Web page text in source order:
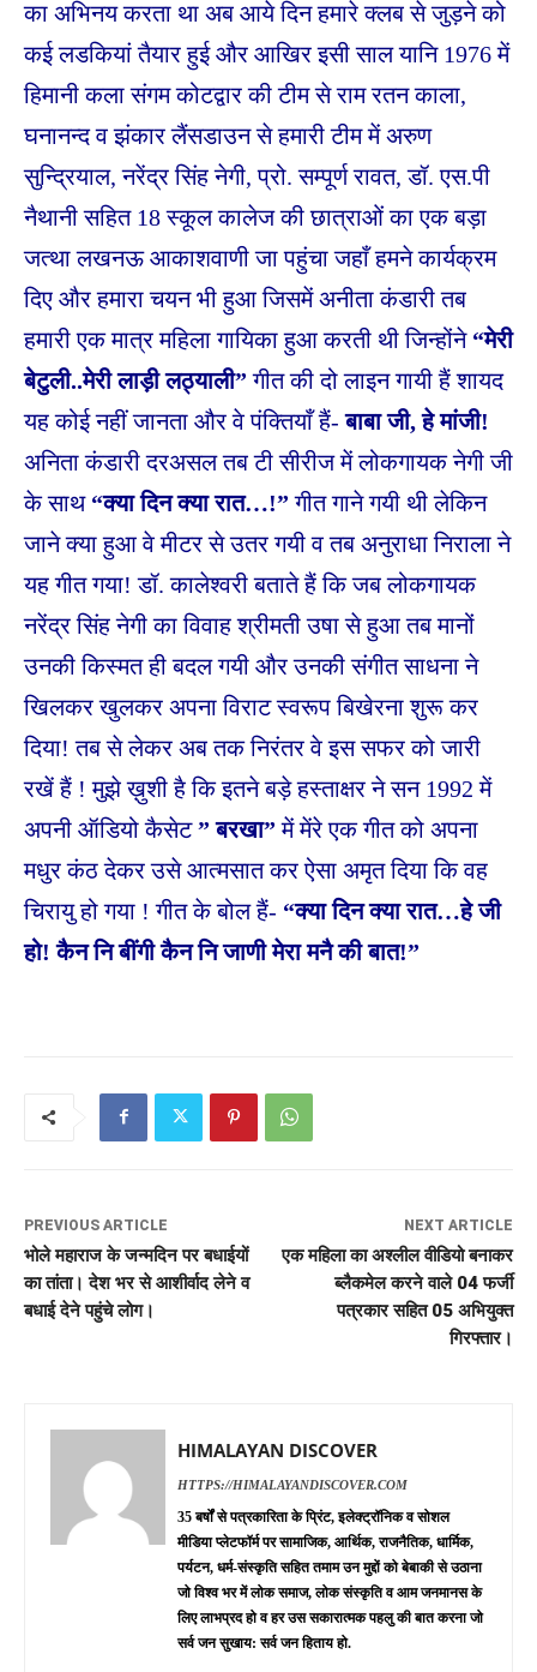
का अभिनय करता था अब आये दिन हमारे क्लब से जुड़ने को
कई लडकियां तैयार हुई और आखिर इसी साल यानि 1976 में
हिमानी कला संगम कोटद्वार की टीम से राम रतन काला,
घनानन्द व झंकार लैंसडाउन से हमारी टीम में अरुण
सुन्द्रियाल, नरेंद्र सिंह नेगी, प्रो. सम्पूर्ण रावत, डॉ. एस.पी
नैथानी सहित 18 स्कूल कालेज की छात्राओं का एक बड़ा
जत्था लखनऊ आकाशवाणी जा पहुंचा जहाँ हमने कार्यक्रम
दिए और हमारा चयन भी हुआ जिसमें अनीता कंडारी तब
हमारी एक मात्र महिला गायिका हुआ करती थी जिन्होंने“मेरी
बेटुली..मेरी लाड़ी लठ्याली” गीत की दो लाइन गायी हैं शायद
यह कोई नहीं जानता और वे पंक्तियाँ हैं-बाबा जी, हे मांजी!
अनिता कंडारी दरअसल तब टी सीरीज में लोकगायक नेगी जी
के साथ “क्या दिन क्या रात…!” गीत गाने गयी थी लेकिन
जाने क्या हुआ वे मीटर से उतर गयी व तब अनुराधा निराला ने
यह गीत गया! डॉ. कालेश्वरी बताते हैं कि जब लोकगायक
नरेंद्र सिंह नेगी का विवाह श्रीमती उषा से हुआ तब मानों
उनकी किस्मत ही बदल गयी और उनकी संगीत साधना ने
खिलकर खुलकर अपना विराट स्वरूप बिखेरना शुरू कर
दिया! तब से लेकर अब तक निरंतर वे इस सफर को जारी
रखें हैं ! मुझे ख़ुशी है कि इतने बड़े हस्ताक्षर ने सन 1992 में
अपनी ऑडियो कैसेट” बरखा”में मेंरे एक गीत को अपना
मधुर कंठ देकर उसे आत्मसात कर ऐसा अमृत दिया कि वह
चिरायु हो गया ! गीत के बोल हैं- “क्या दिन क्या रात…हे जी
हो! कैन नि बींगी कैन नि जाणी मेरा मनै की बात!”
PREVIOUS ARTICLE
भोले महाराज के जन्मदिन पर बधाईयों
का तांता। देश भर से आशीर्वाद लेने व
बधाई देने पहुंचे लोग।
NEXT ARTICLE
एक महिला का अश्लील वीडियो बनाकर
ब्लैकमेल करने वाले 04 फर्जी
पत्रकार सहित 05 अभियुक्त
गिरफ्तार।
HIMALAYAN DISCOVER
HTTPS://HIMALAYANDISCOVER.COM
35 बर्षों से पत्रकारिता के प्रिंट, इलेक्ट्रॉनिक व सोशल
मीडिया प्लेटफॉर्म पर सामाजिक, आर्थिक, राजनैतिक, धार्मिक,
पर्यटन, धर्म-संस्कृति सहित तमाम उन मुद्दों को बेबाकी से उठाना
जो विश्व भर में लोक समाज, लोक संस्कृति व आम जनमानस के
लिए लाभप्रद हो व हर उस सकारात्मक पहलु की बात करना जो
सर्व जन सुखाय: सर्व जन हिताय हो.